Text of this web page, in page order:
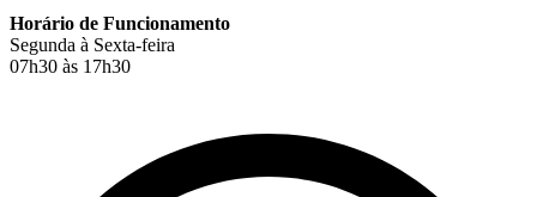
Horário de Funcionamento
Segunda à Sexta-feira
07h30 às 17h30